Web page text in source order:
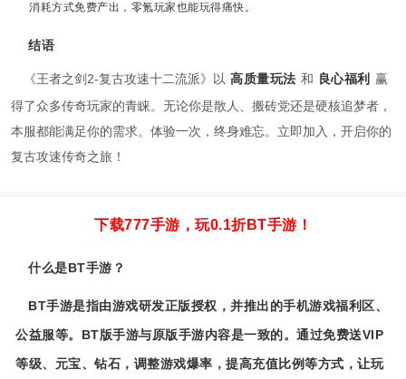
消耗方式免费产出，零氪玩家也能玩得痛快。
结语
《王者之剑2-复古攻速十二流派》以 高质量玩法 和 良心福利
赢
得了众多传奇玩家的青睐。无论你是散人、搬砖党还是硬核追梦者，
本服都能满足你的需求。体验一次，终身难忘。立即加入，开启你的
复古攻速传奇之旅！
下载777手游，玩0.1折BT手游！
什么是BT手游？
BT手游是指由游戏研发正版授权，并推出的手机游戏福利区、
公益服等。BT版手游与原版手游内容是一致的。通过免费送VIP
等级、元宝、钻石，调整游戏爆率，提高充值比例等方式，让玩